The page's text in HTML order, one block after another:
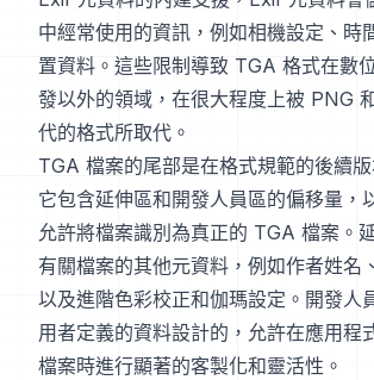
中經常使用的資訊，例如相機設定、時
置資料。這些限制導致 TGA 格式在數
發以外的領域，在很大程度上被 PNG
代的格式所取代。
TGA 檔案的尾部是在格式規範的後續版
它包含延伸區和開發人員區的偏移量，
允許將檔案識別為真正的 TGA 檔案。
有關檔案的其他元資料，例如作者姓名
以及進階色彩校正和伽瑪設定。開發人
用者定義的資料設計的，允許在應用程
檔案時進行顯著的客製化和靈活性。